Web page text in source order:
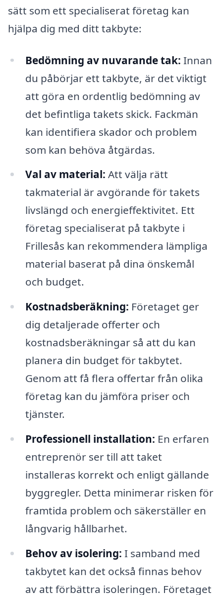
sätt som ett specialiserat företag kan
hjälpa dig med ditt takbyte:
Bedömning av nuvarande tak: Innan
du påbörjar ett takbyte, är det viktigt
att göra en ordentlig bedömning av
det befintliga takets skick. Fackmän
kan identifiera skador och problem
som kan behöva åtgärdas.
Val av material: Att välja rätt
takmaterial är avgörande för takets
livslängd och energieffektivitet. Ett
företag specialiserat på takbyte i
Frillesås kan rekommendera lämpliga
material baserat på dina önskemål
och budget.
Kostnadsberäkning: Företaget ger
dig detaljerade offerter och
kostnadsberäkningar så att du kan
planera din budget för takbytet.
Genom att få flera offertar från olika
företag kan du jämföra priser och
tjänster.
Professionell installation: En erfaren
entreprenör ser till att taket
installeras korrekt och enligt gällande
byggregler. Detta minimerar risken för
framtida problem och säkerställer en
långvarig hållbarhet.
Behov av isolering: I samband med
takbytet kan det också finnas behov
av att förbättra isoleringen. Företaget